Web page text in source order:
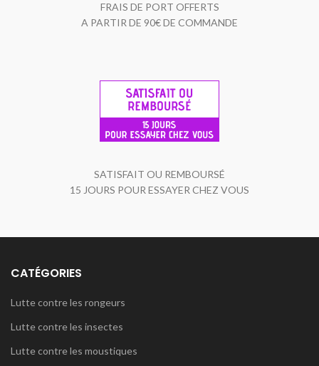
FRAIS DE PORT OFFERTS
A PARTIR DE 90€ DE COMMANDE
SATISFAIT OU REMBOURSÉ
15 JOURS POUR ESSAYER CHEZ VOUS
CATÉGORIES
Lutte contre les rongeurs
Lutte contre les insectes
Lutte contre les moustiques